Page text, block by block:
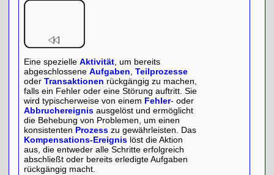
Eine spezielleAktivität , um bereits
abgeschlosseneAufgaben ,Teilprozesse
oderTransaktionen rückgängig zu machen,
falls ein Fehler oder eine Störung auftritt. Sie
wird typischerweise von einem Fehler- oder
Abbruchereignis ausgelöst und ermöglicht
die Behebung von Problemen, um einen
konsistenten Prozess zu gewährleisten. Das
Kompensations-Ereignis löst die Aktion
aus, die entweder alle Schritte erfolgreich
abschließt oder bereits erledigte Aufgaben
rückgängig macht.